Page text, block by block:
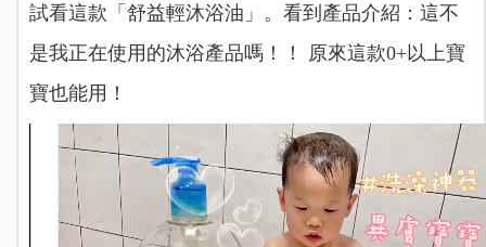
試看這款「舒益輕沐浴油」。看到產品介紹：這不
是我正在使用的沐浴產品嗎！！ 原來這款0+以上寶
寶也能用！